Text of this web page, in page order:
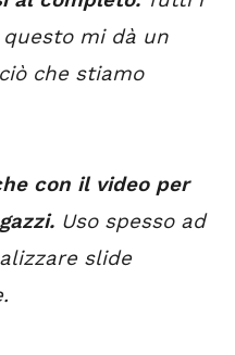
mi dà un
che stiamo
con il video per
Uso spesso ad
slide